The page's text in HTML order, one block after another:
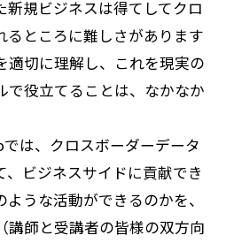
新規ビジネスは得てしてクロ
るところに難しさがあります
適切に理解し、これを現実の
で役立てることは、なかなか
は、クロスボーダーデータ
ビジネスサイドに貢献でき
うな活動ができるのかを、
講師と受講者の皆様の双方向